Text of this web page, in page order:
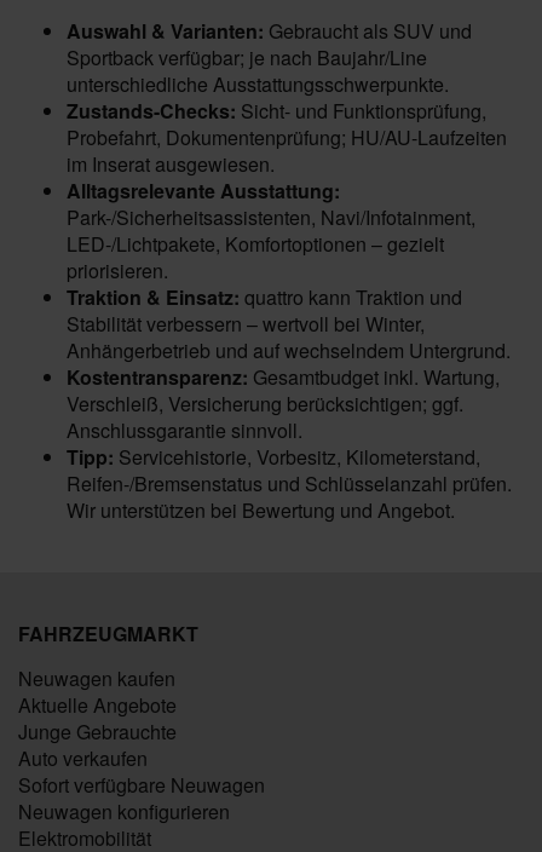
Auswahl & Varianten: Gebraucht als SUV und
Sportback verfügbar; je nach Baujahr/Line
unterschiedliche Ausstattungsschwerpunkte.
Zustands-Checks: Sicht- und Funktionsprüfung,
Probefahrt, Dokumentenprüfung; HU/AU-Laufzeiten
im Inserat ausgewiesen.
Alltagsrelevante Ausstattung:
Park-/Sicherheitsassistenten, Navi/Infotainment,
LED-/Lichtpakete, Komfortoptionen – gezielt
priorisieren.
Traktion & Einsatz: quattro kann Traktion und
Stabilität verbessern – wertvoll bei Winter,
Anhängerbetrieb und auf wechselndem Untergrund.
Kostentransparenz: Gesamtbudget inkl. Wartung,
Verschleiß, Versicherung berücksichtigen; ggf.
Anschlussgarantie sinnvoll.
Tipp: Servicehistorie, Vorbesitz, Kilometerstand,
Reifen-/Bremsenstatus und Schlüsselanzahl prüfen.
Wir unterstützen bei Bewertung und Angebot.
FAHRZEUGMARKT
Neuwagen kaufen
Aktuelle Angebote
Junge Gebrauchte
Auto verkaufen
Sofort verfügbare Neuwagen
Neuwagen konfigurieren
Elektromobilität